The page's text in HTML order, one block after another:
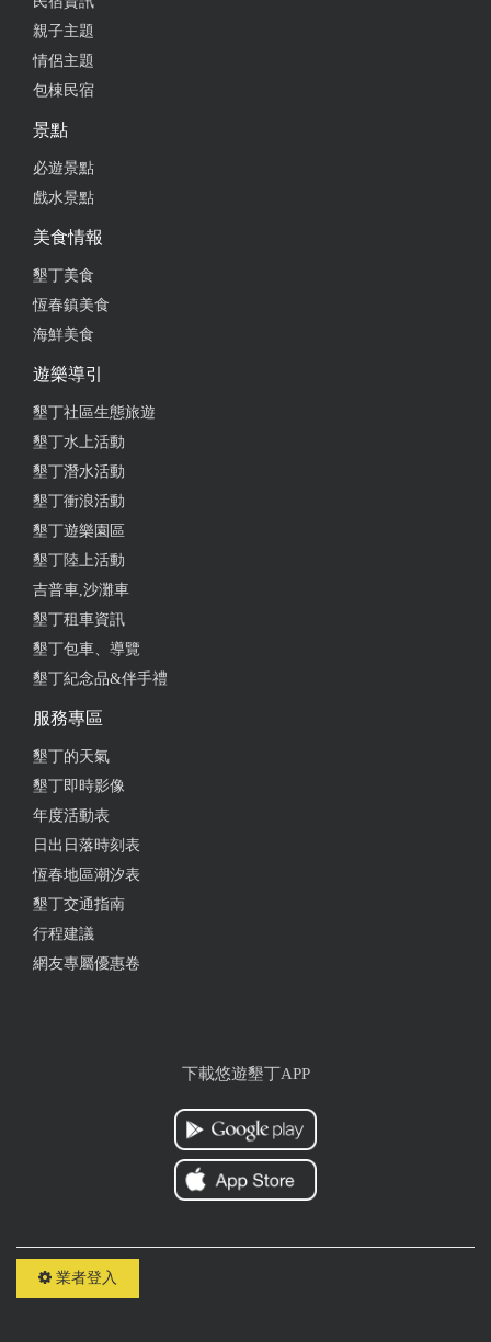
超乾淨的房間～離大灣沙灘，墾丁大街超近，放鬆行
地點方便 隔音好 整個很安靜 有陽台 冷氣冷 離墾丁大
街很近 停車方便 價錢合理 唯一就是床就是一個人翻
級近
好 值得推薦 友善寵物的旅店
停車免費，位置優，離大街跟沙灘都近，推薦一下
2024-03-07 10:02:56
再回訪的住宿環境。
親子主題
情侶主題
包棟民宿
景點
必遊景點
戲水景點
美食情報
墾丁美食
恆春鎮美食
海鮮美食
遊樂導引
墾丁社區生態旅遊
墾丁水上活動
墾丁潛水活動
墾丁衝浪活動
墾丁遊樂園區
墾丁陸上活動
吉普車,沙灘車
墾丁租車資訊
墾丁包車、導覽
墾丁紀念品&伴手禮
服務專區
墾丁的天氣
墾丁即時影像
年度活動表
日出日落時刻表
恆春地區潮汐表
墾丁交通指南
行程建議
網友專屬優惠卷
下載悠遊墾丁APP
業者登入